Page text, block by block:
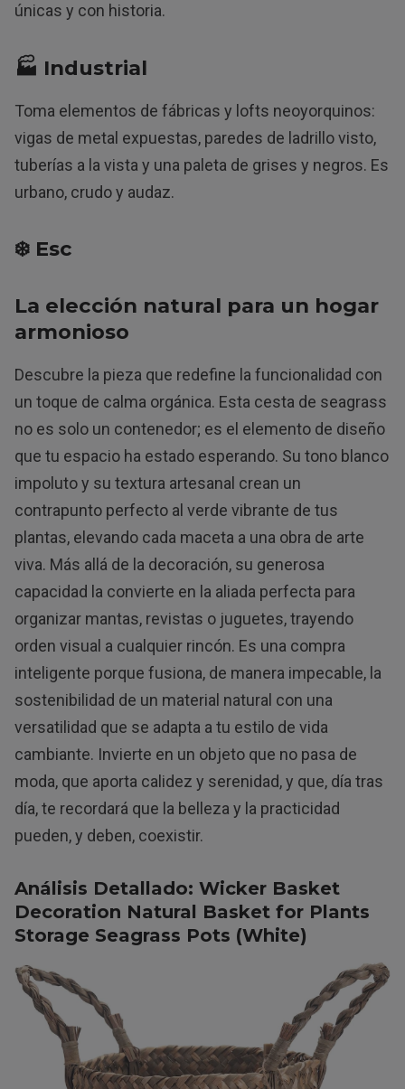
únicas y con historia.
🏭 Industrial
Toma elementos de fábricas y lofts neoyorquinos:
vigas de metal expuestas, paredes de ladrillo visto,
tuberías a la vista y una paleta de grises y negros. Es
urbano, crudo y audaz.
❄️ Esc
La elección natural para un hogar
armonioso
Descubre la pieza que redefine la funcionalidad con
un toque de calma orgánica. Esta cesta de seagrass
no es solo un contenedor; es el elemento de diseño
que tu espacio ha estado esperando. Su tono blanco
impoluto y su textura artesanal crean un
contrapunto perfecto al verde vibrante de tus
plantas, elevando cada maceta a una obra de arte
viva. Más allá de la decoración, su generosa
capacidad la convierte en la aliada perfecta para
organizar mantas, revistas o juguetes, trayendo
orden visual a cualquier rincón. Es una compra
inteligente porque fusiona, de manera impecable, la
sostenibilidad de un material natural con una
versatilidad que se adapta a tu estilo de vida
cambiante. Invierte en un objeto que no pasa de
moda, que aporta calidez y serenidad, y que, día tras
día, te recordará que la belleza y la practicidad
pueden, y deben, coexistir.
Análisis Detallado: Wicker Basket
Decoration Natural Basket for Plants
Storage Seagrass Pots (White)